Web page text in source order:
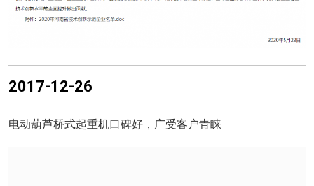
2017-12-26
电动葫芦桥式起重机口碑好，广受客户青睐